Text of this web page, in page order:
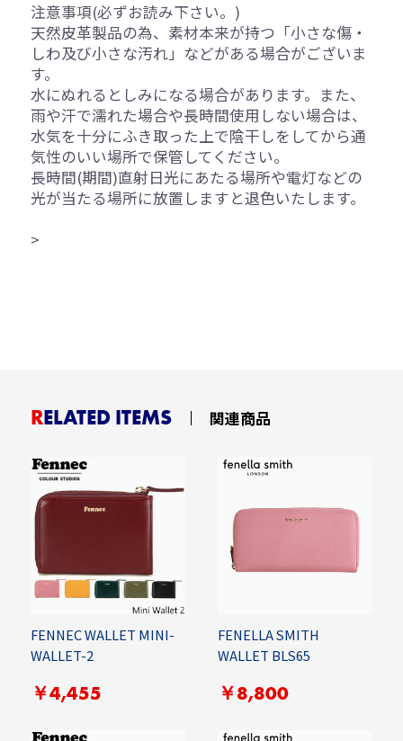
注意事項(必ずお読み下さい。)
天然皮革製品の為、素材本来が持つ「小さな傷・
しわ及び小さな汚れ」などがある場合がございま
す。
水にぬれるとしみになる場合があります。また、
雨や汗で濡れた場合や長時間使用しない場合は、
水気を十分にふき取った上で陰干しをしてから通
気性のいい場所で保管してください。
長時間(期間)直射日光にあたる場所や電灯などの
光が当たる場所に放置しますと退色いたします。
>
RELATED ITEMS 関連商品
FENNEC WALLET MINI-
WALLET-2
￥4,455
FENELLA SMITH
WALLET BLS65
￥8,800